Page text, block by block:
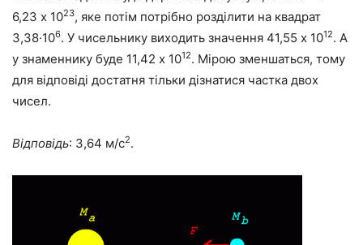
6,23 х 1023, яке потім потрібно розділити на квадрат
3,38·106. У чисельнику виходить значення 41,55 х 1012. А
у знаменнику буде 11,42 х 1012. Мірою зменшаться, тому
для відповіді достатня тільки дізнатися частка двох
чисел.
Відповідь: 3,64 м/с2.